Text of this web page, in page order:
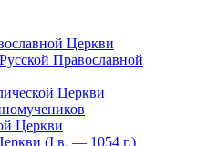
Церкви
Православной
Церкви
Церкви
(I в. — 1054 г.)